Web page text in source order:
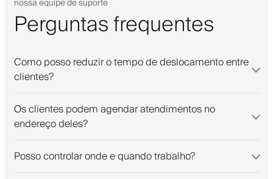
Perguntas frequentes
Como posso reduzir o tempo de deslocamento entre
clientes?
Os clientes podem agendar atendimentos no
endereço deles?
Posso controlar onde e quando trabalho?